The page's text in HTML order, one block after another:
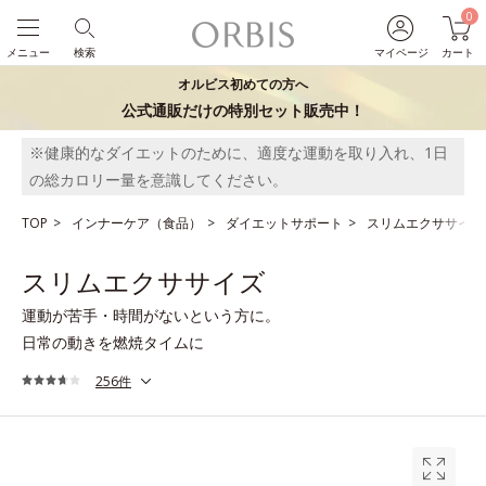
マイページ
0
カート
検索
メニュー
オルビス初めての方へ
公式通販だけの特別セット販売中！
※健康的なダイエットのために、適度な運動を取り入れ、1日
の総カロリー量を意識してください。
TOP インナーケア（食品） ダイエットサポート スリムエクササイズ
スリムエクササイズ
運動が苦手・時間がないという方に。
日常の動きを燃焼タイムに
256件